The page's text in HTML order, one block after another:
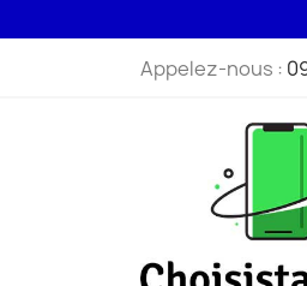
Appelez-nous :